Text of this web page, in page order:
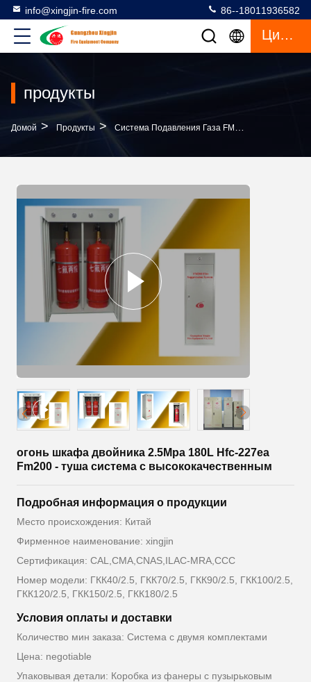
info@xingjin-fire.com 86--18011936582
Цитата
продукты
Домой > Продукты > Система Подавления Газа FM200
огонь шкафа двойника 2.5Mpa 180L Hfc-227ea
Fm200 - туша система с высококачественным
Подробная информация о продукции
Место происхождения: Китай
Фирменное наименование: xingjin
Сертификация: CAL,CMA,CNAS,ILAC-MRA,CCC
Номер модели: ГКК40/2.5, ГКК70/2.5, ГКК90/2.5, ГКК100/2.5,
ГКК120/2.5, ГКК150/2.5, ГКК180/2.5
Условия оплаты и доставки
Количество мин заказа: Система с двумя комплектами
Цена: negotiable
Упаковывая детали: Коробка из фанеры с пузырьковым